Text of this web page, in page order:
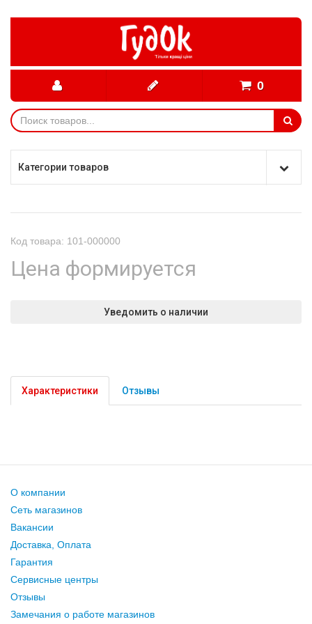
0
Категории товаров
Код товара: 101-000000
Цена формируется
Уведомить о наличии
Характеристики Отзывы
О компании
Сеть магазинов
Вакансии
Доставка, Оплата
Гарантия
Сервисные центры
Отзывы
Замечания о работе магазинов